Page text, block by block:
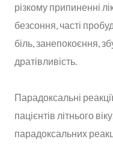
різкому припиненні
безсоння, часті
біль, занепокоєння,
дратівливість.
Парадоксальні
пацієнтів літнього
парадоксальних